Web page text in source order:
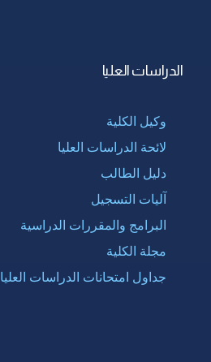
الدراسات العليا
وكيل الكلية
لائحة الدراسات العليا
دليل الطالب
آليات التسجيل
البرامج والمقررات الدراسية
مجلة الكلية
جداول امتحانات الدراسات العليا